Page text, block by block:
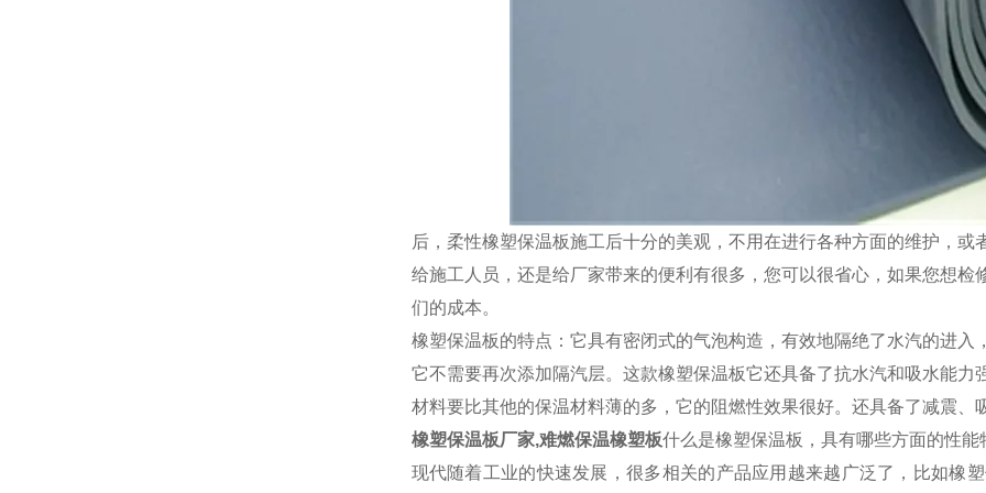
后，柔性橡塑保温板施工后十分的美观，不用在进行各种方面的维护，
给施工人员，还是给厂家带来的便利有很多，您可以很省心，如果您想
们的成本。
橡塑保温板的特点：它具有密闭式的气泡构造，有效地隔绝了水汽的进
它不需要再次添加隔汽层。这款橡塑保温板它还具备了抗水汽和吸水能
材料要比其他的保温材料薄的多，它的阻燃性效果很好。还具备了减震
橡塑保温板厂家,难燃保温橡塑板什么是橡塑保温板，具有哪些方面的性能
现代随着工业的快速发展，很多相关的产品应用越来越广泛了，比如橡